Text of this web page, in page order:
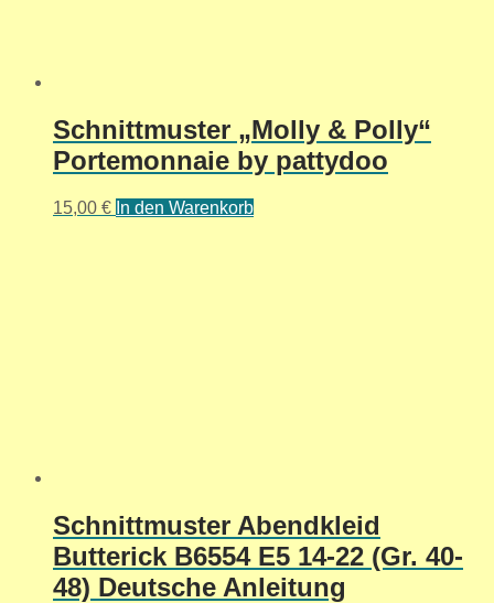
Schnittmuster „Molly & Polly“
Portemonnaie by pattydoo
15,00 € In den Warenkorb
Schnittmuster Abendkleid
Butterick B6554 E5 14-22 (Gr. 40-
48) Deutsche Anleitung